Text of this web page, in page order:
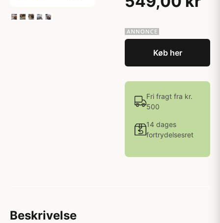
Køb her
Fri fragt fra kr.
500
14 dages
fortrydelsesret
Beskrivelse